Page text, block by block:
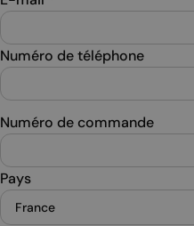
Numéro de téléphone
Numéro de commande
Pays